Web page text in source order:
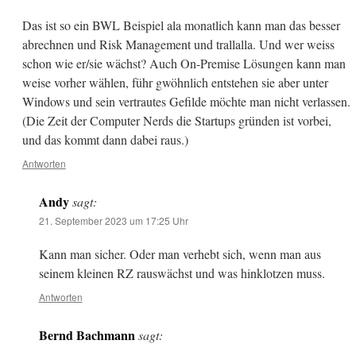
Das ist so ein BWL Beispiel ala monatlich kann man das besser
abrechnen und Risk Management und trallalla. Und wer weiss
schon wie er/sie wächst? Auch On-Premise Lösungen kann man
weise vorher wählen, führ gwöhnlich entstehen sie aber unter
Windows und sein vertrautes Gefilde möchte man nicht verlassen.
(Die Zeit der Computer Nerds die Startups gründen ist vorbei,
und das kommt dann dabei raus.)
Antworten
Andy sagt:
21. September 2023 um 17:25 Uhr
Kann man sicher. Oder man verhebt sich, wenn man aus
seinem kleinen RZ rauswächst und was hinklotzen muss.
Antworten
Bernd Bachmann sagt: